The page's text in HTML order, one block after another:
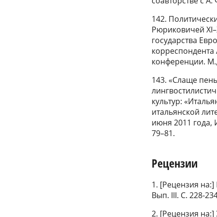
142.
Рюриковичей
государства
конференции.
143. «Слаще
культур:
итальянской
июня 2011 года,
79–81.
Рецензии
1. [Рецензия
Вып. III. С. 228-
2. [Рецензия